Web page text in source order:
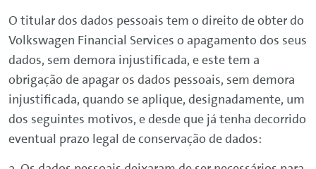
O titular dos dados pessoais tem o direito de obter do
Volkswagen Financial Services o apagamento dos seus
dados, sem demora injustificada, e este tem a
obrigação de apagar os dados pessoais, sem demora
injustificada, quando se aplique, designadamente, um
dos seguintes motivos, e desde que já tenha decorrido
eventual prazo legal de conservação de dados: